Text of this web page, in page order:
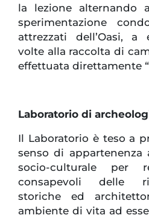
la lezione alternando
sperimentazione
attrezzati dell’Oasi, a
volte alla raccolta di
effettuata direttamente
Laboratorio di
Il Laboratorio è teso a
senso di
socio-culturale per
consapevoli delle
storiche ed
ambiente di vita ad